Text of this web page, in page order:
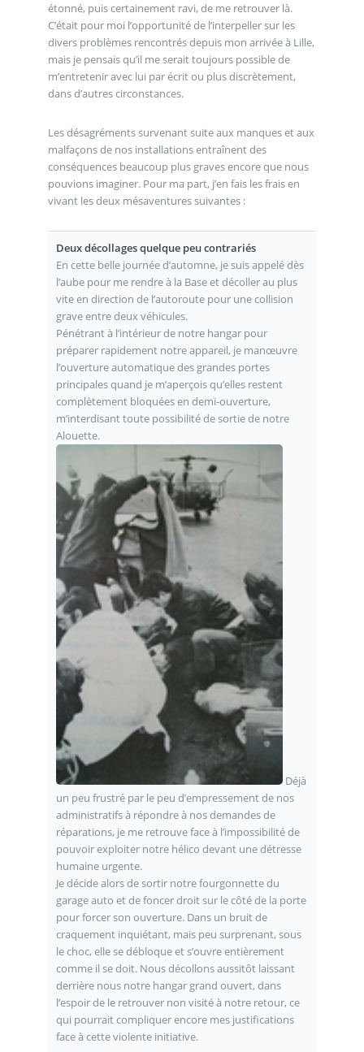
étonné, puis certainement ravi, de me retrouver là.
C’était pour moi l’opportunité de l’interpeller sur les
divers problèmes rencontrés depuis mon arrivée à Lille,
mais je pensais qu’il me serait toujours possible de
m’entretenir avec lui par écrit ou plus discrètement,
dans d’autres circonstances.
Les désagréments survenant suite aux manques et aux
malfaçons de nos installations entraînent des
conséquences beaucoup plus graves encore que nous
pouvions imaginer. Pour ma part, j’en fais les frais en
vivant les deux mésaventures suivantes :
Deux décollages quelque peu contrariés
En cette belle journée d’automne, je suis appelé dès
l’aube pour me rendre à la Base et décoller au plus
vite en direction de l’autoroute pour une collision
grave entre deux véhicules.
Pénétrant à l’intérieur de notre hangar pour
préparer rapidement notre appareil, je manœuvre
l’ouverture automatique des grandes portes
principales quand je m’aperçois qu’elles restent
complètement bloquées en demi-ouverture,
m’interdisant toute possibilité de sortie de notre
Alouette.
Déjà
un peu frustré par le peu d’empressement de nos
administratifs à répondre à nos demandes de
réparations, je me retrouve face à l’impossibilité de
pouvoir exploiter notre hélico devant une détresse
humaine urgente.
Je décide alors de sortir notre fourgonnette du
garage auto et de foncer droit sur le côté de la porte
pour forcer son ouverture. Dans un bruit de
craquement inquiétant, mais peu surprenant, sous
le choc, elle se débloque et s’ouvre entièrement
comme il se doit. Nous décollons aussitôt laissant
derrière nous notre hangar grand ouvert, dans
l’espoir de le retrouver non visité à notre retour, ce
qui pourrait compliquer encore mes justifications
face à cette violente initiative.